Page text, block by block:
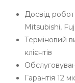
Досвід
Mitsubishi,
Терміновий
клієнтів
Гарантія 12